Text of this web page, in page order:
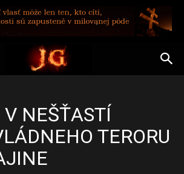
NEŠŤASTÍ
TERORU